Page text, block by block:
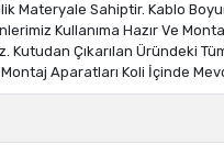
Materyale Sahiptir. Kablo
Kullanıma Hazır Ve
Çıkarılan Üründeki
Aparatları Koli İçinde